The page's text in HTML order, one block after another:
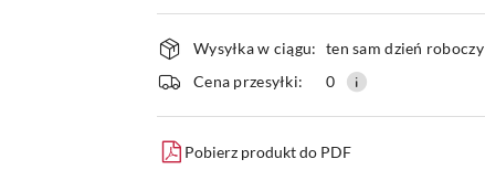
Dostępność
i
dostawa
Wysyłka w ciągu: ten sam dzień roboczy
Cena przesyłki:
0
Pobierz produkt do PDF